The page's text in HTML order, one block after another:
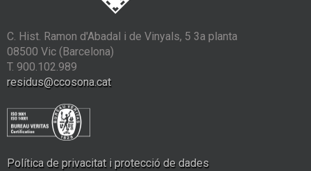
C. Hist. Ramon d'Abadal i de Vinyals, 5 3a planta
08500 Vic (Barcelona)
T. 900.102.989
residus@ccosona.cat
Política de privacitat i protecció de dades